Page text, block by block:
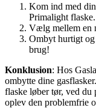
Kom ind med
Primalight flaske.
Vælg mellem en
Ombyt hurtigt
brug!
Konklusion: Hos
ombytte dine
flaske løber tør, ved
oplev den problemfrie